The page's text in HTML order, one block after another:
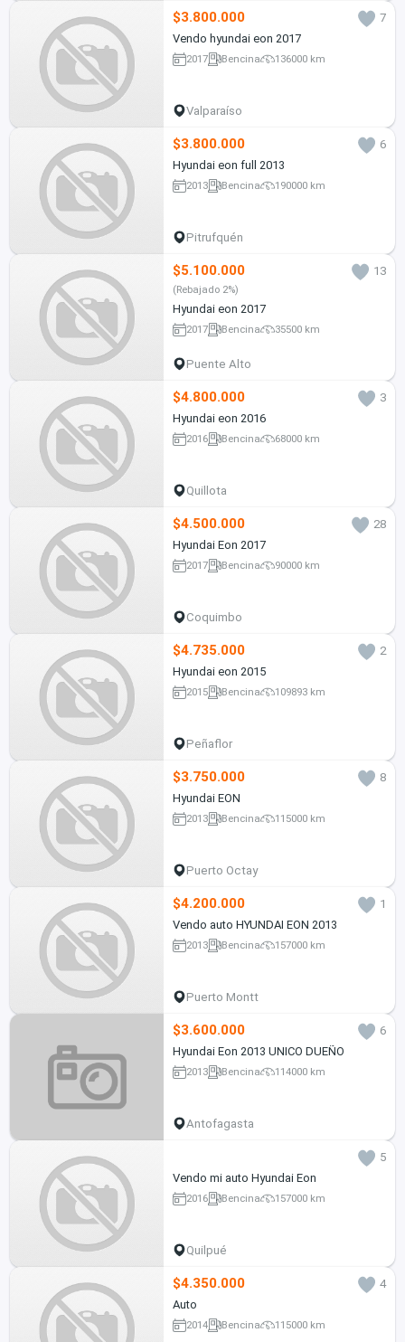
$3.800.000
7
Vendo hyundai eon 2017
2017 Bencina 136000 km
Valparaíso
$3.800.000
6
Hyundai eon full 2013
2013 Bencina 190000 km
Pitrufquén
$5.100.000 13
(Rebajado 2%)
Hyundai eon 2017
2017 Bencina 35500 km
Puente Alto
$4.800.000
3
Hyundai eon 2016
2016 Bencina 68000 km
Quillota
$4.500.000
28
Hyundai Eon 2017
2017 Bencina 90000 km
Coquimbo
$4.735.000
2
Hyundai eon 2015
2015 Bencina 109893 km
Peñaflor
$3.750.000
8
Hyundai EON
2013 Bencina 115000 km
Puerto Octay
$4.200.000
1
Vendo auto HYUNDAI EON 2013
2013 Bencina 157000 km
Puerto Montt
$3.600.000
6
Hyundai Eon 2013 UNICO DUEÑO
2013 Bencina 114000 km
Antofagasta
5
Vendo mi auto Hyundai Eon
2016 Bencina 157000 km
Quilpué
$4.350.000
4
Auto
2014 Bencina 115000 km